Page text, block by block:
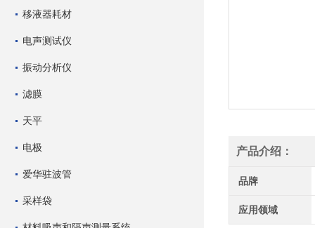
移液器耗材
电声测试仪
振动分析仪
滤膜
天平
电极
爱华驻波管
采样袋
产品介绍：
品牌
应用领域